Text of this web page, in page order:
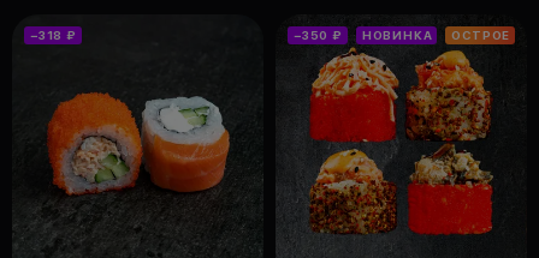
−318 ₽ −350 ₽ НОВИНКА ОСТРОЕ